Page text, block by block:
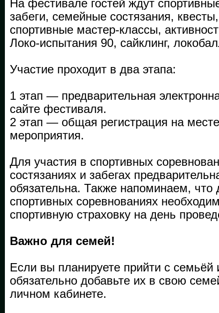
На фестивале гостей ждут
забеги, семейные состязания,
спортивные мастер-классы,
Локо-испытания 90, сайклинг,
Участие проходит в два этапа:
1 этап — предварительная
сайте фестиваля.
2 этап — общая регистрация на
мероприятия.
Для участия в спортивных
состязаниях и забегах
обязательна. Также напоминаем, что
спортивных соревнованиях
спортивную страховку на день
Важно для семей!
Если вы планируете прийти с семьёй
обязательно добавьте их в свою
личном кабинете.